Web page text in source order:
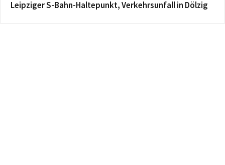
Leipziger S-Bahn-Haltepunkt, Verkehrsunfall in Dölzig